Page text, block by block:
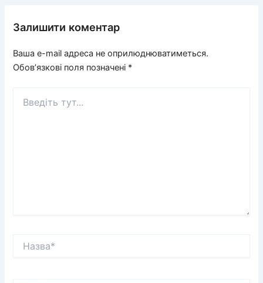
Залишити коментар
Ваша e-mail адреса не оприлюднюватиметься.
Обов’язкові поля позначені *
тут...